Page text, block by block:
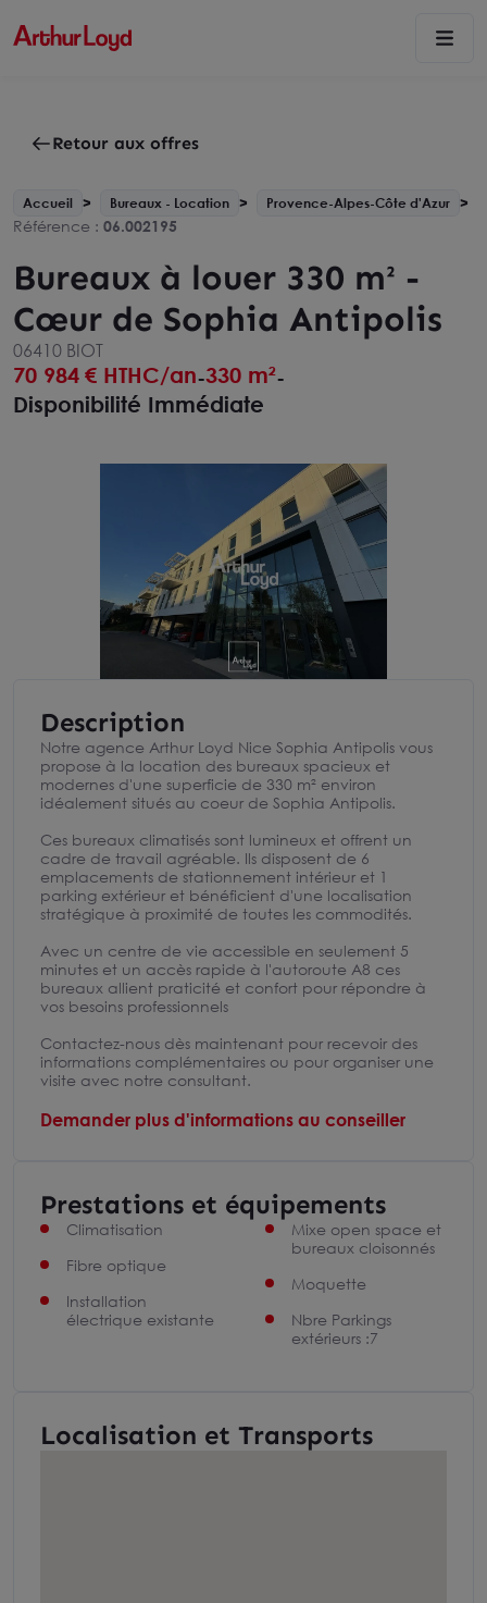
Retour aux offres
Accueil Bureaux - Location Provence-Alpes-Côte d'Azur
Référence : 06.002195
Bureaux à louer 330 m² -
Cœur de Sophia Antipolis
06410 BIOT
70 984 € HTHC/an-330 m²-
Disponibilité Immédiate
Description
Notre agence Arthur Loyd Nice Sophia Antipolis vous
propose à la location des bureaux spacieux et
modernes d'une superficie de 330 m² environ
idéalement situés au coeur de Sophia Antipolis.
Ces bureaux climatisés sont lumineux et offrent un
cadre de travail agréable. Ils disposent de 6
emplacements de stationnement intérieur et 1
parking extérieur et bénéficient d'une localisation
stratégique à proximité de toutes les commodités.
Avec un centre de vie accessible en seulement 5
minutes et un accès rapide à l'autoroute A8 ces
bureaux allient praticité et confort pour répondre à
vos besoins professionnels
Contactez-nous dès maintenant pour recevoir des
informations complémentaires ou pour organiser une
visite avec notre consultant.
Demander plus d'informations au conseiller
Prestations et équipements
Climatisation
Fibre optique
Installation
électrique existante
Mixe open space et
bureaux cloisonnés
Moquette
Nbre Parkings
extérieurs :7
Localisation et Transports